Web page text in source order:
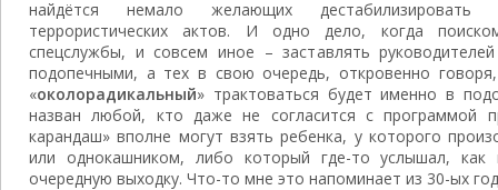
найдётся немало желающих дестабилизировать
террористических актов. И одно дело, когда
спецслужбы, и совсем иное – заставлять
подопечными, а тех в свою очередь, откровенно
«околорадикальный» трактоваться будет именно в
назван любой, кто даже не согласится с программой
карандаш» вполне могут взять ребенка, у которого
или однокашником, либо который где-то услышал, как
очередную выходку. Что-то мне это напоминает из 30-ых